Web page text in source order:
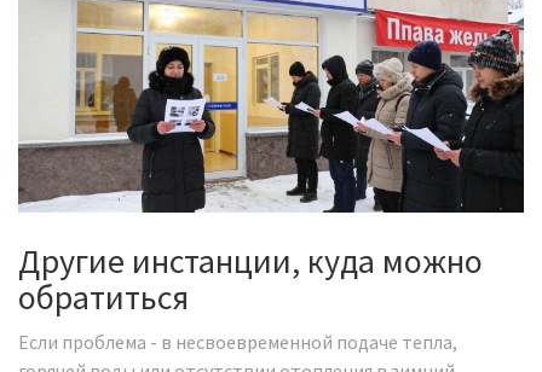
Другие инстанции, куда можно
обратиться
Если проблема - в несвоевременной подаче тепла,